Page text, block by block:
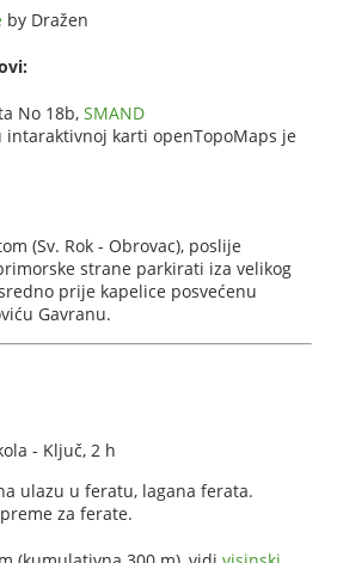
by Dražen
No 18b,SMAND
intaraktivnoj karti openTopoMaps je
(Sv. Rok - Obrovac), poslije
strane parkirati iza velikog
prije kapelice posvećenu
Gavranu.
- Ključ, 2 h
ulazu u feratu, lagana ferata.
za ferate.